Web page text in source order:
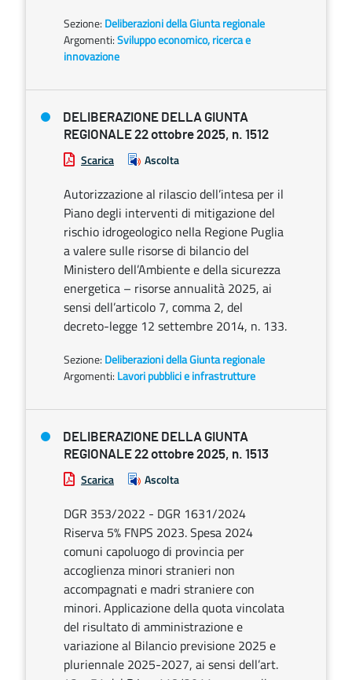
Sezione: Deliberazioni della Giunta regionale
Argomenti:Sviluppo economico, ricerca e
innovazione
DELIBERAZIONE DELLA GIUNTA
REGIONALE 22 ottobre 2025, n. 1512
Scarica Ascolta
Autorizzazione al rilascio dell’intesa per il
Piano degli interventi di mitigazione del
rischio idrogeologico nella Regione Puglia
a valere sulle risorse di bilancio del
Ministero dell’Ambiente e della sicurezza
energetica – risorse annualità 2025, ai
sensi dell’articolo 7, comma 2, del
decreto-legge 12 settembre 2014, n. 133.
Sezione: Deliberazioni della Giunta regionale
Argomenti: Lavori pubblici e infrastrutture
DELIBERAZIONE DELLA GIUNTA
REGIONALE 22 ottobre 2025, n. 1513
Scarica Ascolta
DGR 353/2022 - DGR 1631/2024
Riserva 5% FNPS 2023. Spesa 2024
comuni capoluogo di provincia per
accoglienza minori stranieri non
accompagnati e madri straniere con
minori. Applicazione della quota vincolata
del risultato di amministrazione e
variazione al Bilancio previsione 2025 e
pluriennale 2025-2027, ai sensi dell’art.